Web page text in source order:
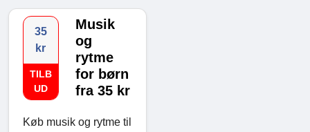
35
kr
TILB
UD
Musik
og
rytme
for børn
fra 35 kr
Køb musik og rytme til